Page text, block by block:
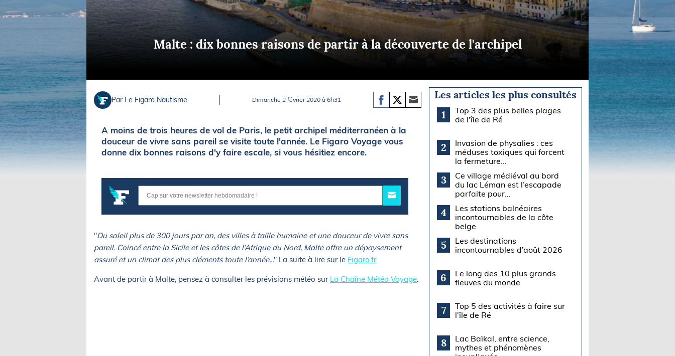
Malte : dix bonnes raisons de partir à la découverte de l'archipel
Par Le Figaro Nautisme Dimanche 2 février 2020 à 6h31
A moins de trois heures de vol de Paris, le petit archipel méditerranéen à la
douceur de vivre sans pareil se visite toute l'année. Le Figaro Voyage vous
donne dix bonnes raisons d'y faire escale, si vous hésitiez encore.
"Du soleil plus de 300 jours par an, des villes à taille humaine et une douceur de vivre sans
pareil. Coincé entre la Sicile et les côtes de l’Afrique du Nord, Malte offre un dépaysement
assuré et un climat des plus cléments toute l’année..." La suite à lire sur le Figaro.fr.
Avant de partir à Malte, pensez à consulter les prévisions météo sur La Chaîne Météo Voyage.
Les articles les plus consultés
1
Top 3 des plus belles plages
de l'île de Ré
2
Invasion de physalies : ces
méduses toxiques qui forcent
la fermeture...
3
Ce village médiéval au bord
du lac Léman est l’escapade
parfaite pour...
4
Les stations balnéaires
incontournables de la côte
belge
5
Les destinations
incontournables d’août 2026
6
Le long des 10 plus grands
fleuves du monde
7
Top 5 des activités à faire sur
l'île de Ré
8
Lac Baïkal, entre science,
mythes et phénomènes